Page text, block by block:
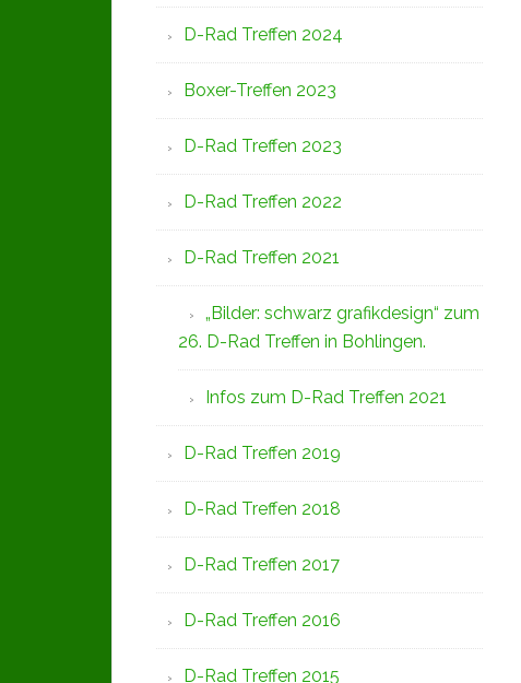
D-Rad Treffen 2024
Boxer-Treffen 2023
D-Rad Treffen 2023
D-Rad Treffen 2022
D-Rad Treffen 2021
„Bilder: schwarz grafikdesign“ zum
26. D-Rad Treffen in Bohlingen.
Infos zum D-Rad Treffen 2021
D-Rad Treffen 2019
D-Rad Treffen 2018
D-Rad Treffen 2017
D-Rad Treffen 2016
D-Rad Treffen 2015